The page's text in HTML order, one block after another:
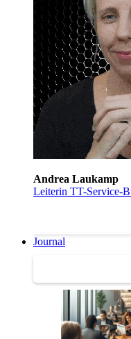
Andrea Laukamp
Leiterin TT-Service-
Journal